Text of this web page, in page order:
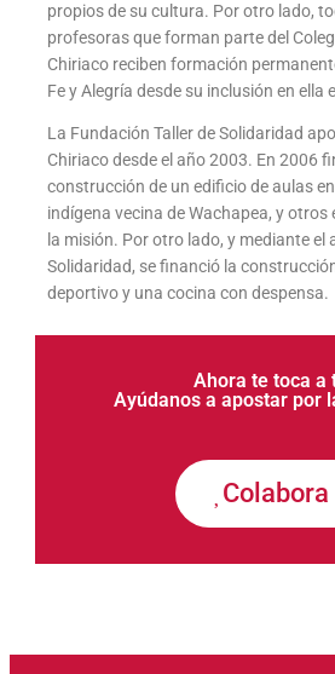
propios de su cultura. Por otro lado,
profesoras que forman parte del
Chiriaco reciben formación
Fe y Alegría desde su inclusión en ella
La Fundación Taller de Solidaridad
Chiriaco desde el año 2003. En 2006
construcción de un edificio de aulas
indígena vecina de Wachapea, y otros
la misión. Por otro lado, y mediante el
Solidaridad, se financió la
deportivo y una cocina con despensa.
Ahora te toca a
Ayúdanos a apostar por
Colabora